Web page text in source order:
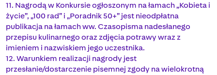
11. Nagrodą w Konkursie ogłoszonym na łamach „Kobieta i
życie”, „100 rad” i „Poradnik 50+” jest nieodpłatna
publikacja na łamach ww. Czasopisma nadesłanego
przepisu kulinarnego oraz zdjęcia potrawy wraz z
imieniem i nazwiskiem jego uczestnika.
12. Warunkiem realizacji nagrody jest
przesłanie/dostarczenie pisemnej zgody na wielokrotną